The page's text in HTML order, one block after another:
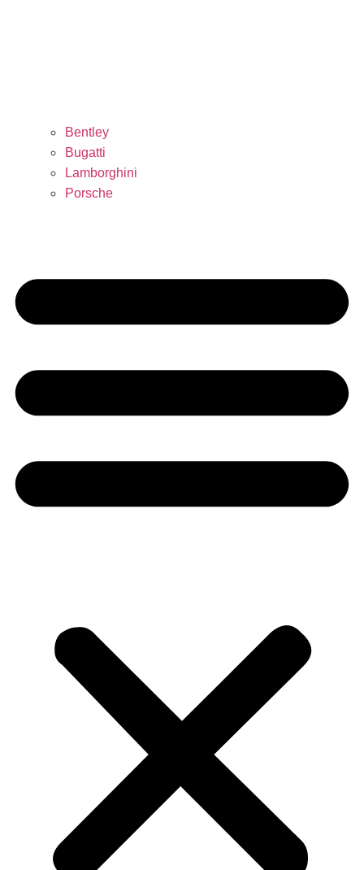
Bentley
Bugatti
Lamborghini
Porsche